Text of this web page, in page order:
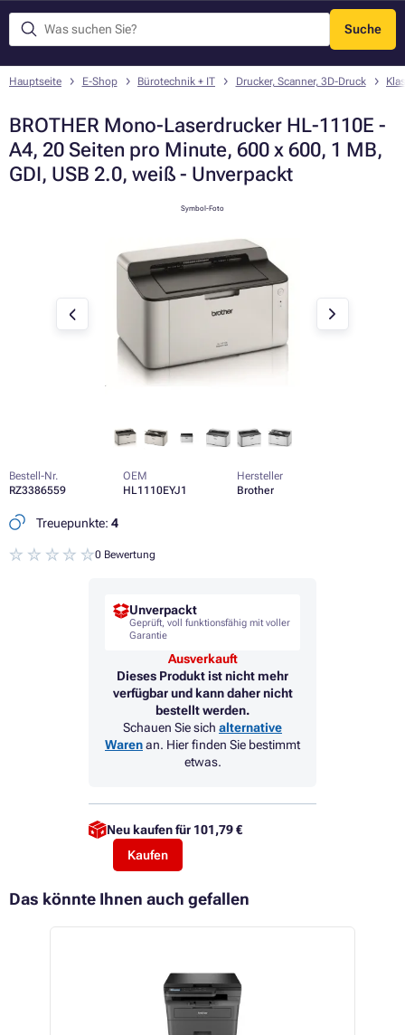
Suche
Menü
Hauptseite E-Shop Bürotechnik + IT Drucker, Scanner, 3D-Druck
BROTHER Mono-Laserdrucker HL-1110E -
A4, 20 Seiten pro Minute, 600 x 600, 1 MB,
GDI, USB 2.0, weiß - Unverpackt
Symbol-Foto
Bestell-Nr.
RZ3386559
OEM
HL1110EYJ1
Hersteller
Brother
Treuepunkte: 4
0 Bewertung
Unverpackt
Geprüft, voll funktionsfähig mit voller
Garantie
Ausverkauft
Dieses Produkt ist nicht mehr
verfügbar und kann daher nicht
bestellt werden.
Schauen Sie sich alternative
Warenan. Hier finden Sie bestimmt
etwas.
Neu kaufen für 101,79 €
Kaufen
Das könnte Ihnen auch gefallen